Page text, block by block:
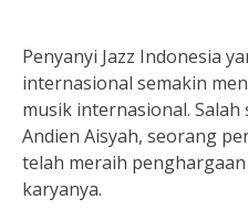
Penyanyi Jazz Indonesia
internasional semakin
musik internasional.
Andien Aisyah, seorang
telah meraih
karyanya.